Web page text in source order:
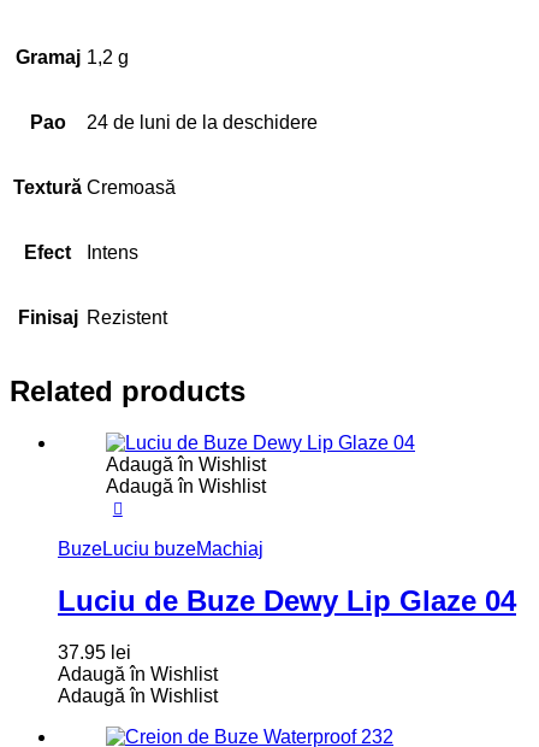
Gramaj 1,2 g
Pao 24 de luni de la deschidere
Textură Cremoasă
Efect Intens
Finisaj Rezistent
Related products
Adaugă în Wishlist
Adaugă în Wishlist
BuzeLuciu buzeMachiaj
Luciu de Buze Dewy Lip Glaze 04
37.95 lei
Adaugă în Wishlist
Adaugă în Wishlist